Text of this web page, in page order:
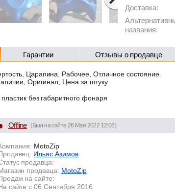
Доставка:
названия:
Гарантии Отзывы о продавце
Царапина, Рабочее, Отличное состояние
Оригинал, Цена за штуку
без габаритного фонаря
Offline (Был на сайте 26 Мая 2022 12:06)
MotoZip
Ильяс Азимов
продавца:
продавца: MotoZip
на сайте:
сайте с 06 Сентября 2016